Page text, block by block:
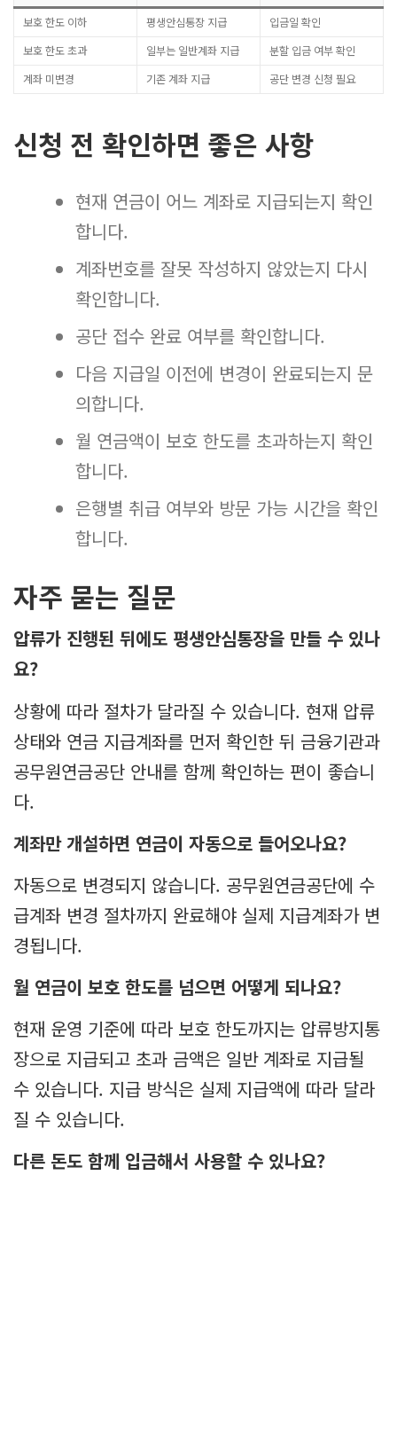
보호 한도 이하 평생안심통장 지급
입금일 확인
보호 한도 초과
일부는 일반계좌 지급
분할 입금 여부 확인
계좌 미변경
기존 계좌 지급 공단 변경 신청 필요
신청 전 확인하면 좋은 사항
현재 연금이 어느 계좌로 지급되는지 확인
합니다.
계좌번호를 잘못 작성하지 않았는지 다시
확인합니다.
공단 접수 완료 여부를 확인합니다.
다음 지급일 이전에 변경이 완료되는지 문
의합니다.
월 연금액이 보호 한도를 초과하는지 확인
합니다.
은행별 취급 여부와 방문 가능 시간을 확인
합니다.
자주 묻는 질문
압류가 진행된 뒤에도 평생안심통장을 만들 수 있나
요?
상황에 따라 절차가 달라질 수 있습니다. 현재 압류
상태와 연금 지급계좌를 먼저 확인한 뒤 금융기관과
공무원연금공단 안내를 함께 확인하는 편이 좋습니
다.
계좌만 개설하면 연금이 자동으로 들어오나요?
자동으로 변경되지 않습니다. 공무원연금공단에 수
급계좌 변경 절차까지 완료해야 실제 지급계좌가 변
경됩니다.
월 연금이 보호 한도를 넘으면 어떻게 되나요?
현재 운영 기준에 따라 보호 한도까지는 압류방지통
장으로 지급되고 초과 금액은 일반 계좌로 지급될
수 있습니다. 지급 방식은 실제 지급액에 따라 달라
질 수 있습니다.
다른 돈도 함께 입금해서 사용할 수 있나요?